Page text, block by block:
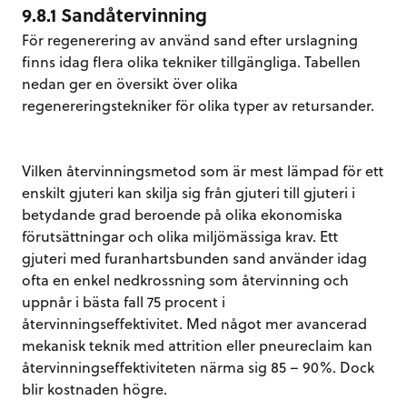
9.8.1 Sandåtervinning
För regenerering av använd sand efter urslagning
finns idag flera olika tekniker tillgängliga. Tabellen
nedan ger en översikt över olika
regenereringstekniker för olika typer av retursander.
Vilken återvinningsmetod som är mest lämpad för ett
enskilt gjuteri kan skilja sig från gjuteri till gjuteri i
betydande grad beroende på olika ekonomiska
förutsättningar och olika miljömässiga krav. Ett
gjuteri med furanhartsbunden sand använder idag
ofta en enkel nedkrossning som återvinning och
uppnår i bästa fall 75 procent i
återvinningseffektivitet. Med något mer avancerad
mekanisk teknik med attrition eller pneureclaim kan
återvinningseffektiviteten närma sig 85 – 90%. Dock
blir kostnaden högre.